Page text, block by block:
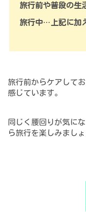
旅行前や普段の生
旅行中…
上記に
旅行前からケアして
感じています。
同じく腰回りが気に
ら旅行を楽しみましょ